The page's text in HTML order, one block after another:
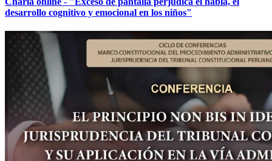
desarrollo cognitivo y emocional en los niños"